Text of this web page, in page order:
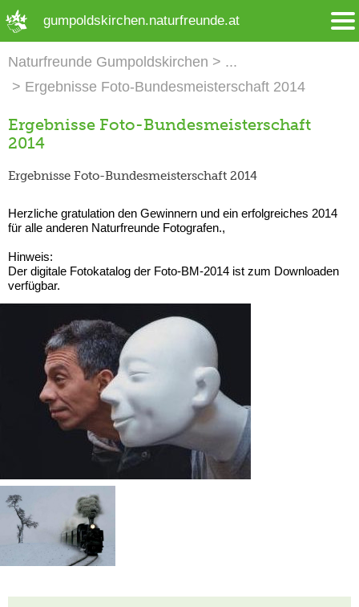
gumpoldskirchen.naturfreunde.at
Naturfreunde Gumpoldskirchen
Ergebnisse Foto-Bundesmeisterschaft 2014
Ergebnisse Foto-Bundesmeisterschaft
2014
Ergebnisse Foto-Bundesmeisterschaft 2014
Herzliche gratulation den Gewinnern und ein erfolgreiches 2014
für alle anderen Naturfreunde Fotografen.,
Hinweis:
Der digitale Fotokatalog der Foto-BM-2014 ist zum Downloaden
verfügbar.